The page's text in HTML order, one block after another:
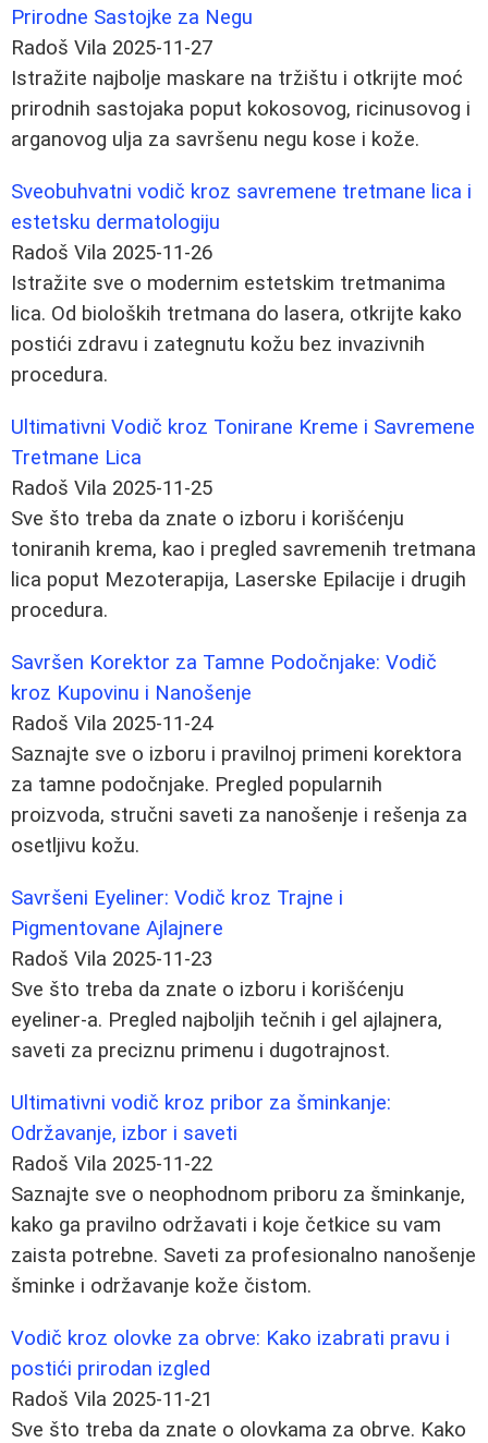
Prirodne Sastojke za Negu
Radoš Vila 2025-11-27
Istražite najbolje maskare na tržištu i otkrijte moć
prirodnih sastojaka poput kokosovog, ricinusovog i
arganovog ulja za savršenu negu kose i kože.
Sveobuhvatni vodič kroz savremene tretmane lica i
estetsku dermatologiju
Radoš Vila 2025-11-26
Istražite sve o modernim estetskim tretmanima
lica. Od bioloških tretmana do lasera, otkrijte kako
postići zdravu i zategnutu kožu bez invazivnih
procedura.
Ultimativni Vodič kroz Tonirane Kreme i Savremene
Tretmane Lica
Radoš Vila 2025-11-25
Sve što treba da znate o izboru i korišćenju
toniranih krema, kao i pregled savremenih tretmana
lica poput Mezoterapija, Laserske Epilacije i drugih
procedura.
Savršen Korektor za Tamne Podočnjake: Vodič
kroz Kupovinu i Nanošenje
Radoš Vila 2025-11-24
Saznajte sve o izboru i pravilnoj primeni korektora
za tamne podočnjake. Pregled popularnih
proizvoda, stručni saveti za nanošenje i rešenja za
osetljivu kožu.
Savršeni Eyeliner: Vodič kroz Trajne i
Pigmentovane Ajlajnere
Radoš Vila 2025-11-23
Sve što treba da znate o izboru i korišćenju
eyeliner-a. Pregled najboljih tečnih i gel ajlajnera,
saveti za preciznu primenu i dugotrajnost.
Ultimativni vodič kroz pribor za šminkanje:
Održavanje, izbor i saveti
Radoš Vila 2025-11-22
Saznajte sve o neophodnom priboru za šminkanje,
kako ga pravilno održavati i koje četkice su vam
zaista potrebne. Saveti za profesionalno nanošenje
šminke i održavanje kože čistom.
Vodič kroz olovke za obrve: Kako izabrati pravu i
postići prirodan izgled
Radoš Vila 2025-11-21
Sve što treba da znate o olovkama za obrve. Kako